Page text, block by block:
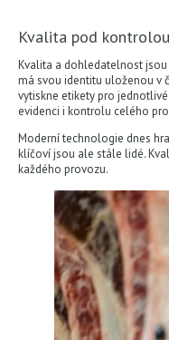
Kvalita pod kontrolou
Kvalita a dohledatelnost jsou
má svou identitu uloženou v
vytiskne etikety pro
evidenci i kontrolu celého
Moderní technologie dnes
klíčoví jsou ale stále lidé.
každého provozu.